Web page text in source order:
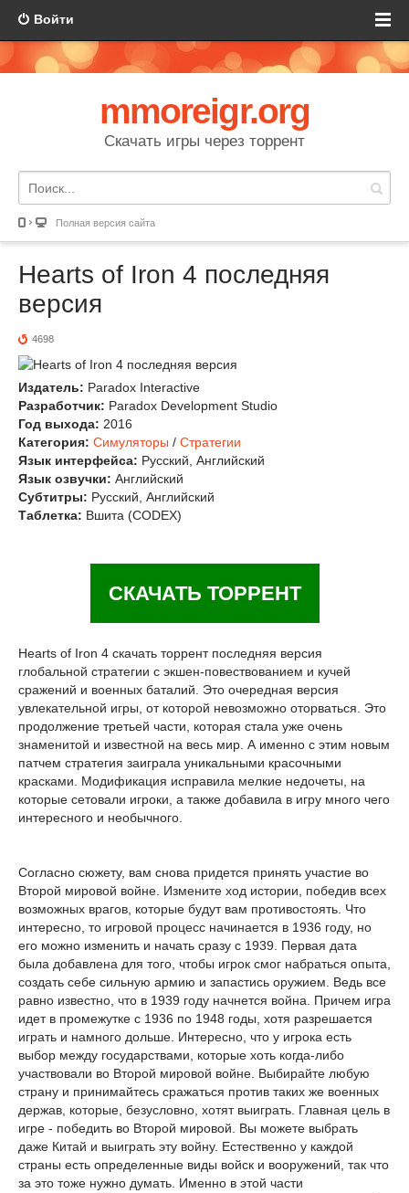
Войти
mmoreigr.org
Скачать игры через торрент
Полная версия сайта
Hearts of Iron 4 последняя
версия
4698
Издатель: Paradox Interactive
Разработчик: Paradox Development Studio
Год выхода: 2016
Категория: Симуляторы / Стратегии
Язык интерфейса: Русский, Английский
Язык озвучки: Английский
Субтитры: Русский, Английский
Таблетка: Вшита (CODEX)
СКАЧАТЬ ТОРРЕНТ
Hearts of Iron 4 скачать торрент последняя версия
глобальной стратегии с экшен-повествованием и кучей
сражений и военных баталий. Это очередная версия
увлекательной игры, от которой невозможно оторваться. Это
продолжение третьей части, которая стала уже очень
знаменитой и известной на весь мир. А именно с этим новым
патчем стратегия заиграла уникальными красочными
красками. Модификация исправила мелкие недочеты, на
которые сетовали игроки, а также добавила в игру много чего
интересного и необычного.
Согласно сюжету, вам снова придется принять участие во
Второй мировой войне. Измените ход истории, победив всех
возможных врагов, которые будут вам противостоять. Что
интересно, то игровой процесс начинается в 1936 году, но
его можно изменить и начать сразу с 1939. Первая дата
была добавлена для того, чтобы игрок смог набраться опыта,
создать себе сильную армию и запастись оружием. Ведь все
равно известно, что в 1939 году начнется война. Причем игра
идет в промежутке с 1936 по 1948 годы, хотя разрешается
играть и намного дольше. Интересно, что у игрока есть
выбор между государствами, которые хоть когда-либо
участвовали во Второй мировой войне. Выбирайте любую
страну и принимайтесь сражаться против таких же военных
держав, которые, безусловно, хотят выиграть. Главная цель в
игре - победить во Второй мировой. Вы можете выбрать
даже Китай и выиграть эту войну. Естественно у каждой
страны есть определенные виды войск и вооружений, так что
за это тоже нужно думать. Именно в этой части